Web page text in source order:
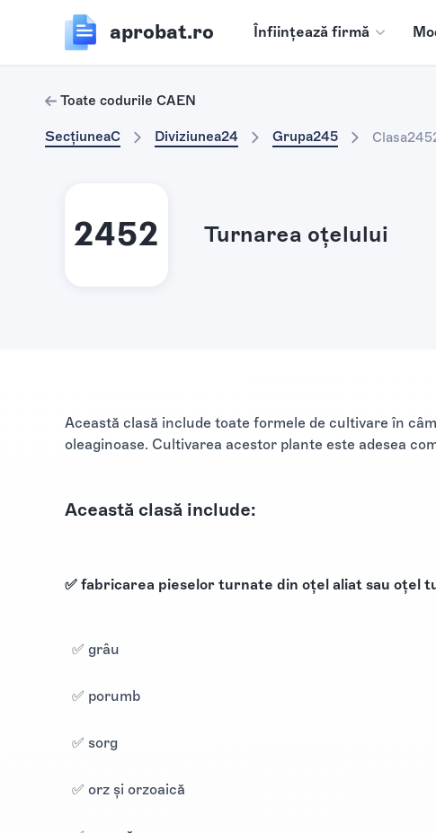
aprobat.ro Înființează firmă
Toate codurile CAEN
SecțiuneaC Diviziunea24 Grupa245 Clasa
2452 Turnarea oţelului
Această clasă include toate formele de cultivare în
oleaginoase. Cultivarea acestor plante este adesea
Această clasă include:
✅ fabricarea pieselor turnate din oțel aliat sau oțel
✅ grâu
✅ porumb
✅ sorg
✅ orz şi orzoaică